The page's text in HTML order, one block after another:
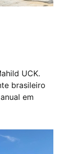
UCK.
brasileiro
em